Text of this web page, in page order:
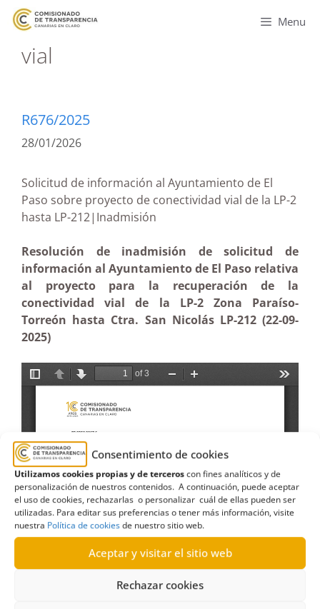
Consentimiento de cookies
Utilizamos cookies propias y de terceroscon fines analíticos y de
personalización de nuestros contenidos. A continuación, puede aceptar
el uso de cookies, rechazarlas o personalizar cuál de ellas pueden ser
utilizadas. Para editar sus preferencias o tener más información, visite
nuestra Política de cookiesde nuestro sitio web.
Aceptar y visitar el sitio web
Rechazar cookies
Menu
vial
R676/2025
28/01/2026
Solicitud de información al Ayuntamiento de El
Paso sobre proyecto de conectividad vial de la LP-2
hasta LP-212|Inadmisión
Resolución de inadmisión de solicitud de
información al Ayuntamiento de El Paso relativa
al proyecto para la recuperación de la
conectividad vial de la LP-2 Zona Paraíso-
Torreón hasta Ctra. San Nicolás LP-212 (22-09-
2025)